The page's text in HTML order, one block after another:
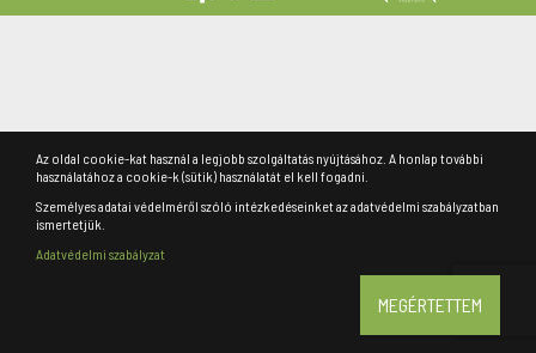
Az oldal cookie-kat használ a legjobb szolgáltatás nyújtásához. A honlap további
használatához a cookie-k (sütik) használatát el kell fogadni.
Személyes adatai védelméről szóló intézkedéseinket az adatvédelmi szabályzatban
ismertetjük.
Adatvédelmi szabályzat
MEGÉRTETTEM